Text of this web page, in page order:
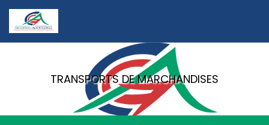
TRANSPORTS DE MARCHANDISES